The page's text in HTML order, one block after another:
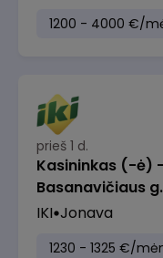
1200 - 4000 €/
prieš 1 d.
Kasininkas (-ė)
Basanavičiaus
IKI Jonava
1230 - 1325 €/